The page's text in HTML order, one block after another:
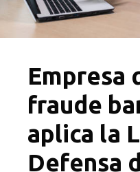
Empresa
fraude
aplica la
Defensa